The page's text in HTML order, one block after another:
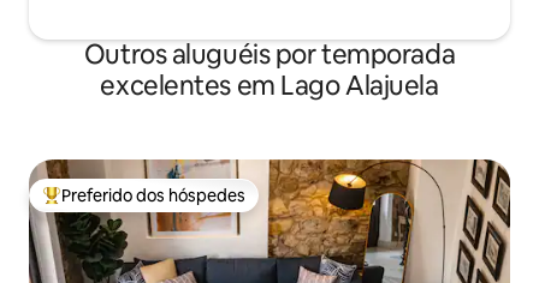
Outros aluguéis por temporada
excelentes em Lago Alajuela
Entre os melhores preferidos dos hóspedes
Preferido dos hóspedes